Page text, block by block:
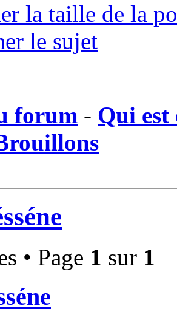
la taille de la
le sujet
forum - Qui est
• Page 1 sur 1